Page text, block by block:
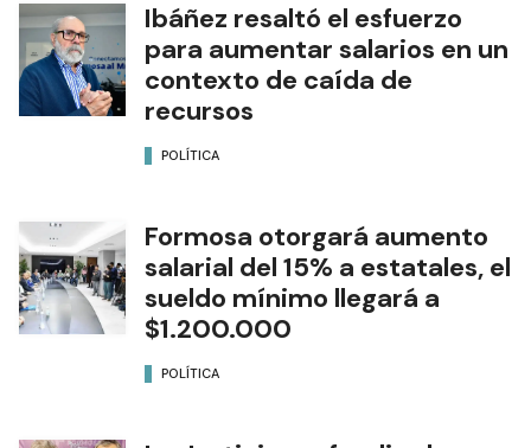
Ibáñez resaltó el esfuerzo
para aumentar salarios en un
contexto de caída de
recursos
POLÍTICA
Formosa otorgará aumento
salarial del 15% a estatales, el
sueldo mínimo llegará a
$1.200.000
POLÍTICA